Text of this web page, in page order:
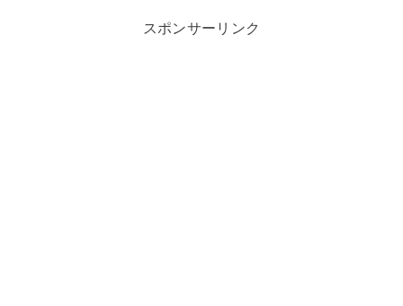
スポンサーリンク